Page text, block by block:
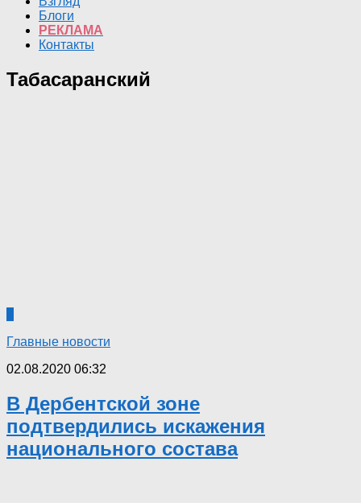
Блоги
РЕКЛАМА
Контакты
Табасаранский
Главные новости
02.08.2020 06:32
В Дербентской зоне
подтвердились искажения
национального состава